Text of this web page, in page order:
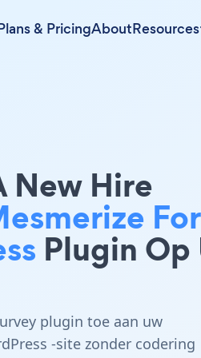
& PricingAboutResources
New Hire
For
Plugin Op
plugin toe aan uw
-site zonder codering